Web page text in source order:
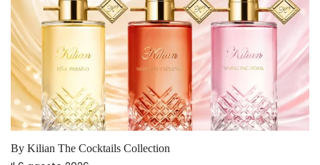
By Kilian The Cocktails Collection